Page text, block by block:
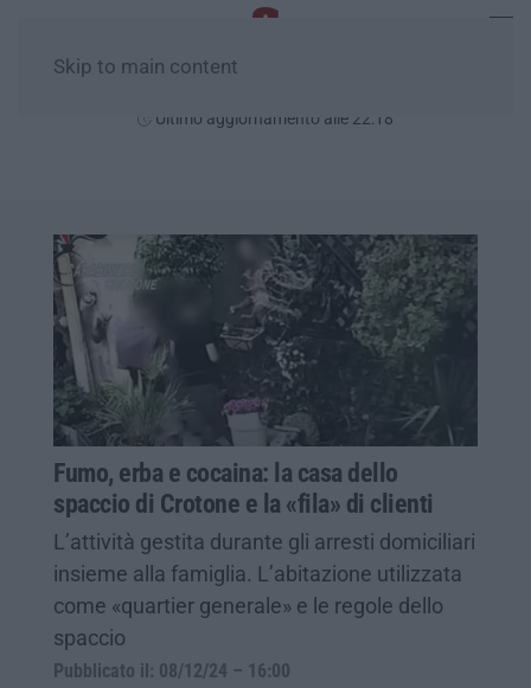
Skip to main content
Ultimo aggiornamento alle 22:18
Fumo, erba e cocaina: la casa dello
spaccio di Crotone e la «fila» di clienti
L’attività gestita durante gli arresti domiciliari
insieme alla famiglia. L’abitazione utilizzata
come «quartier generale» e le regole dello
spaccio
Pubblicato il: 08/12/24 – 16:00